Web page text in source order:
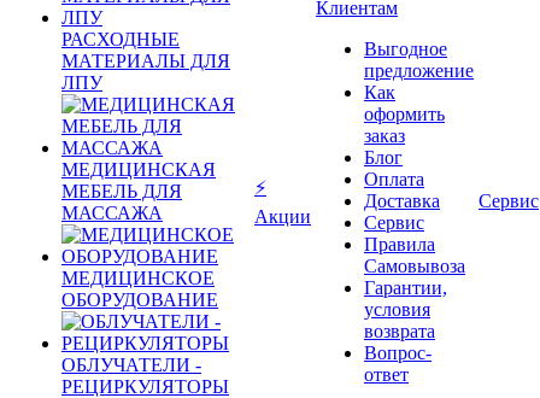
РАСХОДНЫЕ
МАТЕРИАЛЫ ДЛЯ
ЛПУ
МЕДИЦИНСКАЯ
МЕБЕЛЬ ДЛЯ
МАССАЖА
МЕДИЦИНСКОЕ
ОБОРУДОВАНИЕ
ОБЛУЧАТЕЛИ -
РЕЦИРКУЛЯТОРЫ
⚡
Акции
Клиентам
Выгодное
предложение
Как
оформить
заказ
Блог
Оплата
Доставка
Сервис
Правила
Самовывоза
Гарантии,
условия
возврата
Вопрос-
ответ
Сервис